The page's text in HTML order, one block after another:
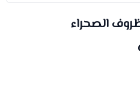
ظروف الصحراء